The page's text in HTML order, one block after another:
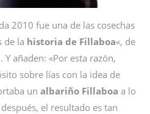
2010 fue una de las cosechas
de la historia de Fillaboa«, de
. Y añaden: «Por esta razón,
sobre lías con la idea de
un albariño Fillaboa a lo
el resultado es tan